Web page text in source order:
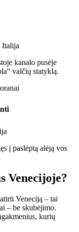
Italija
kanalo pusėje
valčių statyklą.
į paslėptą alėją vos
Venecijoje?
Veneciją – tai
– be skubėjimo.
kurių